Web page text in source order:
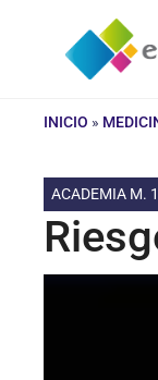
contenido
INICIO »
ACADEMIA M.